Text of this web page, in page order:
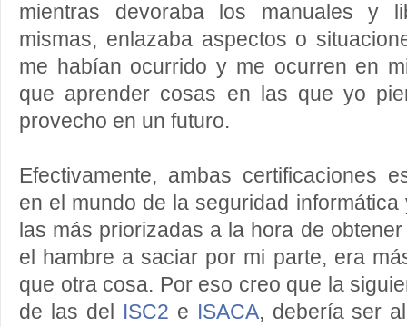
mientras devoraba los manuales y
mismas, enlazaba aspectos o
me habían ocurrido y me ocurren en
que aprender cosas en las que yo
provecho en un futuro.
Efectivamente, ambas certificaciones
en el mundo de la seguridad
las más priorizadas a la hora de
el hambre a saciar por mi parte, era
que otra cosa. Por eso creo que la
de las del ISC2 e ISACA, debería ser